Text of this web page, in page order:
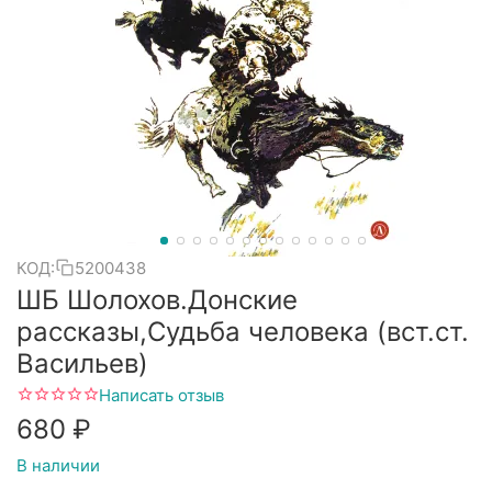
КОД: 5200438
ШБ Шолохов.Донские
рассказы,Судьба человека (вст.ст.
Васильев)
Написать отзыв
‍680‍ ₽
В наличии